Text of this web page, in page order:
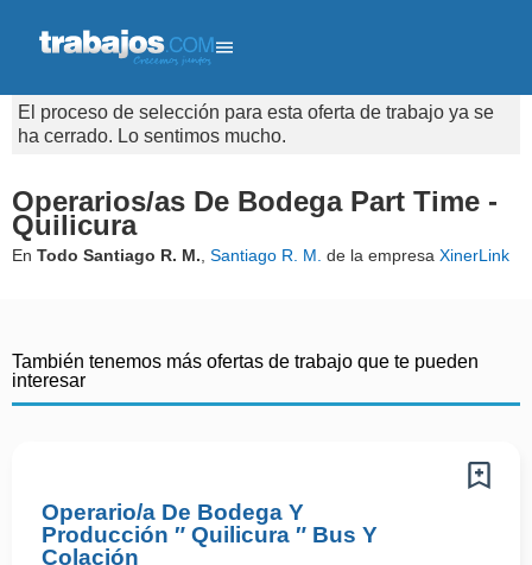
El proceso de selección para esta oferta de trabajo ya se
ha cerrado. Lo sentimos mucho.
Operarios/as De Bodega Part Time -
Quilicura
En Todo Santiago R. M. Santiago R. M. de la empresa XinerLink
También tenemos más ofertas de trabajo que te pueden
interesar
Operario/a De Bodega Y
Producción ″ Quilicura ″ Bus Y
Colación